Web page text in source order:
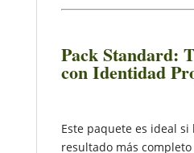
Pack Standard:
con Identidad
Este paquete es ideal si
resultado más